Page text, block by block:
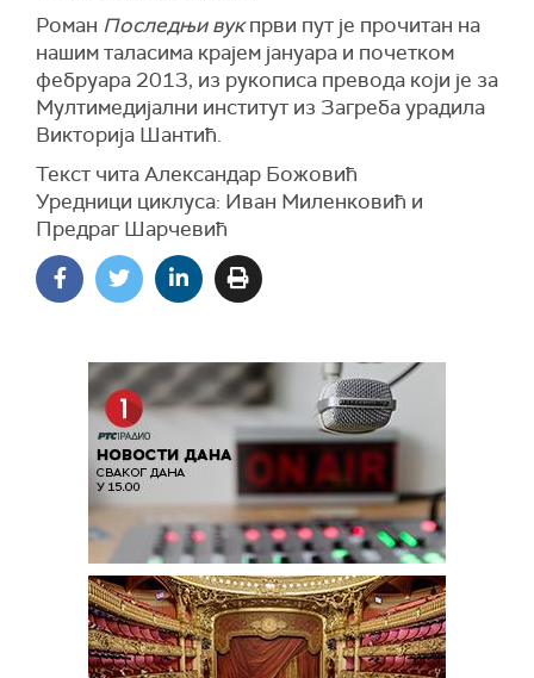
Роман Последњи вукпрви пут је прочитан на
нашим таласима крајем јануара и почетком
фебруара 2013, из рукописа превода који је за
Мултимедијални институт из Загреба урадила
Викторија Шантић.
Текст чита Александар Божовић
Уредници циклуса: Иван Миленковић и
Предраг Шарчевић